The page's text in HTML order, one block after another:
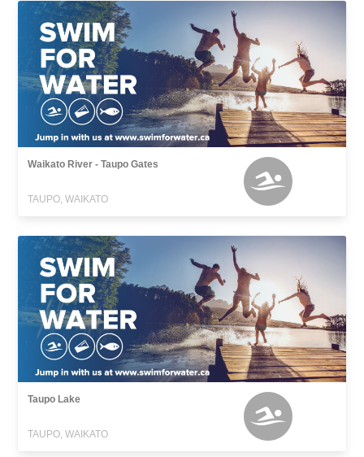
Waikato River - Taupo Gates
TAUPO, WAIKATO
Taupo Lake
TAUPO, WAIKATO